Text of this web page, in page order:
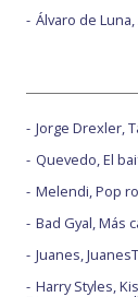
Álvaro de
Jorge Drexler,
Quevedo, El
Melendi, Pop
Bad Gyal, Más
Juanes,
Harry Styles,